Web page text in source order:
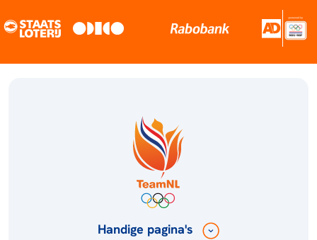
Handige pagina's